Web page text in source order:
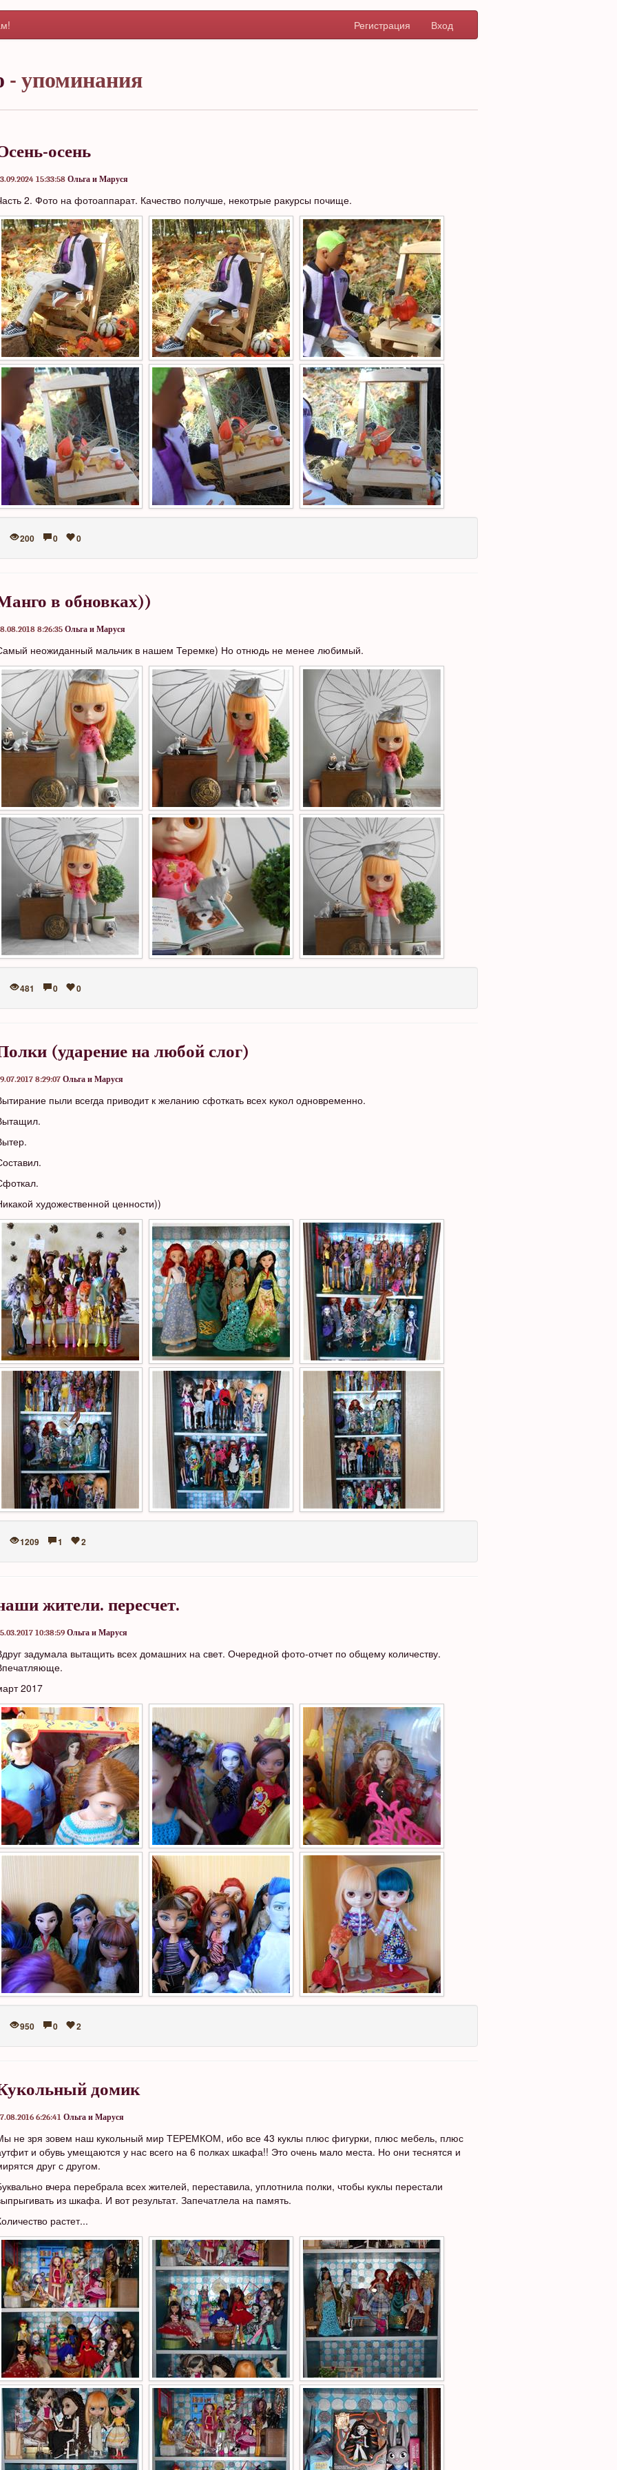
Регистрация Вход
- упоминания
осень
15:33:58 Ольга и Маруся
2. Фото на фотоаппарат. Качество получше, некотрые ракурсы почище.
200 0 0
в обновках))
8:26:35 Ольга и Маруся
неожиданный мальчик в нашем Теремке) Но отнюдь не менее любимый.
481 0 0
(ударение на любой слог)
8:29:07 Ольга и Маруся
пыли всегда приводит к желанию сфоткать всех кукол одновременно.
художественной ценности))
1209 1 2
жители. пересчет.
10:38:59 Ольга и Маруся
задумала вытащить всех домашних на свет. Очередной фото-отчет по общему количеству.
2017
950 0 2
домик
6:26:41 Ольга и Маруся
не зря зовем наш кукольный мир ТЕРЕМКОМ, ибо все 43 куклы плюс фигурки, плюс мебель, плюс
и обувь умещаются у нас всего на 6 полках шкафа!! Это очень мало места. Но они теснятся и
друг с другом.
вчера перебрала всех жителей, переставила, уплотнила полки, чтобы куклы перестали
из шкафа. И вот результат. Запечатлела на память.
растет...